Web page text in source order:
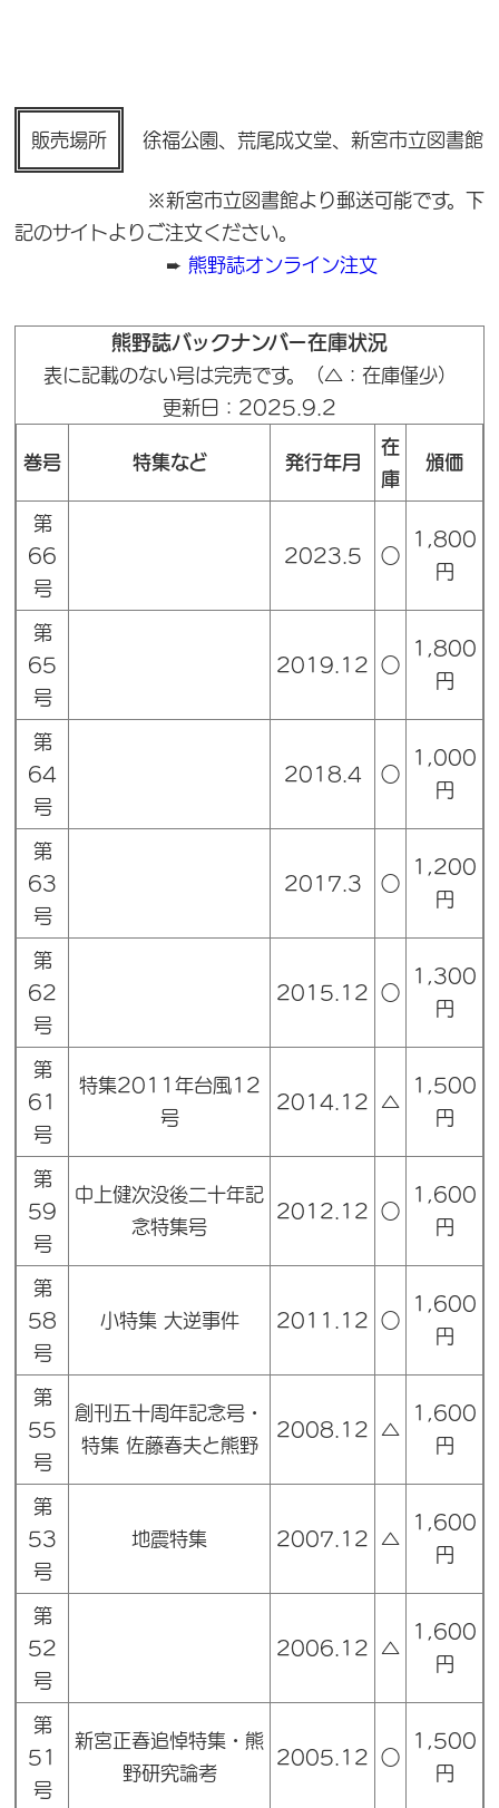
販売場所 徐福公園、荒尾成文堂、新宮市立図書館
※新宮市立図書館より郵送可能です。下
記のサイトよりご注文ください。
➨ 熊野誌オンライン注文
熊野誌バックナンバー在庫状況
表に記載のない号は完売です。（△：在庫僅少）
更新日：2025.9.2
巻号 特集など 発行年月
在
庫
頒価
第
66
号
2023.5 ○
1,800
円
第
65
号
2019.12 ○
1,800
円
第
64
号
2018.4 ○
1,000
円
第
63
号
2017.3 ○
1,200
円
第
62
号
2015.12 ○
1,300
円
第
61
号
特集2011年台風12
号
2014.12 △
1,500
円
第
59
号
中上健次没後二十年記
念特集号
2012.12 ○
1,600
円
第
58
号
小特集 大逆事件 2011.12 ○
1,600
円
第
55
号
創刊五十周年記念号・
特集 佐藤春夫と熊野
2008.12 △
1,600
円
第
53
号
地震特集 2007.12 △
1,600
円
第
52
号
2006.12 △
1,600
円
第
51
号
新宮正春追悼特集・熊
野研究論考
2005.12 ○
1,500
円